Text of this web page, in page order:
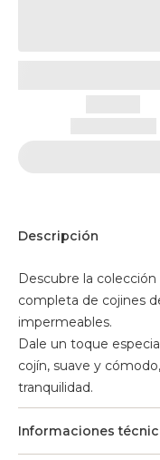
Descripción
Descubre la
completa de cojines
impermeables.
Dale un toque
cojín, suave y
tranquilidad.
Informaciones